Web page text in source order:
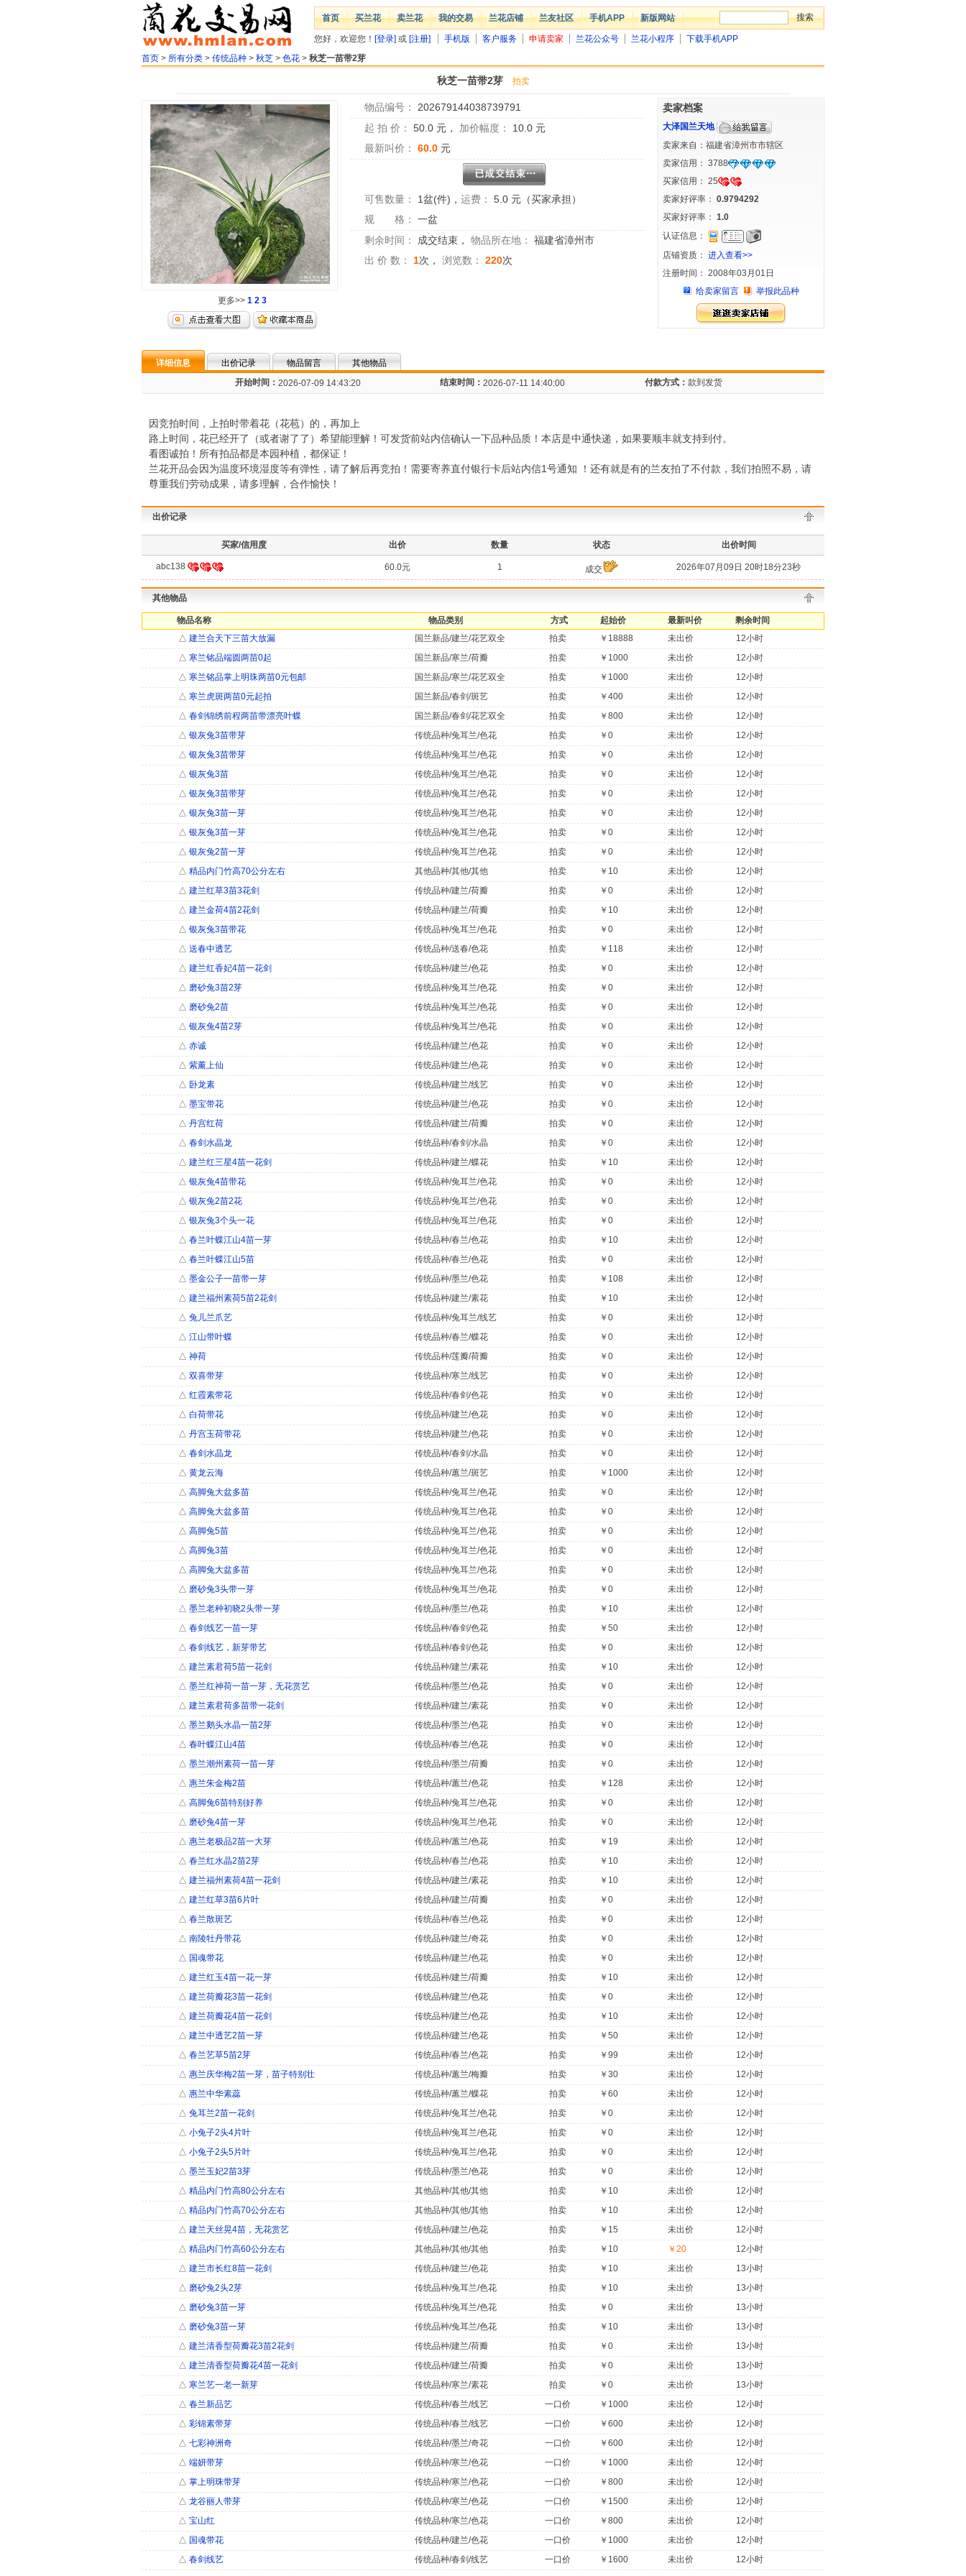
首页 买兰花 卖兰花 我的交易 兰花店铺 兰友社区 手机APP 新版网站
您好，欢迎您！ [登录] 或 [注册] 手机版 客户服务 申请卖家 兰花公众号 兰花小程序
下载手机APP
首页 > 所有分类 > 传统品种 > 秋芝 > 色花 > 秋芝一苗带2芽
秋芝一苗带2芽 拍卖
更多>> 1 2 3
物品编号：
202679144038739791
起 拍 价：
50.0 元， 加价幅度： 10.0 元
最新叫价：
60.0 元
可售数量： 1盆(件) ， 运费：
5.0 元（买家承担）
规 格：
一盆
剩余时间：
成交结束 ， 物品所在地：
福建省漳州市
出 价 数：
1次， 浏览数： 220次
卖家档案
大泽国兰天地
卖家来自：福建省漳州市市辖区
卖家信用： 3788
买家信用： 25
卖家好评率： 0.9794292
买家好评率： 1.0
认证信息：
店铺资质： 进入查看>>
注册时间： 2008年03月01日
给卖家留言
举报此品种
详细信息 出价记录 物品留言
其他物品
开始时间： 2026-07-09 14:43:20 结束时间： 2026-07-11 14:40:00 付款方式： 款到发货
因竞拍时间，上拍时带着花（花苞）的，再加上
路上时间，花已经开了（或者谢了了）希望能理解！可发货前站内信确认一下品种品质！本店是中通快递，如果要顺丰就支持到付。
看图诚拍！所有拍品都是本园种植，都保证！
兰花开品会因为温度环境湿度等有弹性，请了解后再竞拍！需要寄养直付银行卡后站内信1号通知 ！还有就是有的兰友拍了不付款，我们拍照不易，请
尊重我们劳动成果，请多理解，合作愉快！
出价记录
买家/信用度 出价 数量 状态 出价时间
abc138 60.0元 1 成交 2026年07月09日 20时18分23秒
其他物品
物品名称 物品类别 方式 起始价 最新叫价
剩余时间
△ 建兰合天下三苗大放漏 国兰新品/建兰/花艺双全 拍卖 ￥18888 未出价
12小时
△ 寒兰铭品端圆两苗0起 国兰新品/寒兰/荷瓣 拍卖 ￥1000 未出价
12小时
△ 寒兰铭品掌上明珠两苗0元包邮 国兰新品/寒兰/花艺双全 拍卖 ￥1000 未出价
12小时
△ 寒兰虎斑两苗0元起拍 国兰新品/春剑/斑艺 拍卖 ￥400 未出价
12小时
△ 春剑锦绣前程两苗带漂亮叶蝶 国兰新品/春剑/花艺双全 拍卖 ￥800 未出价
12小时
△ 银灰兔3苗带芽 传统品种/兔耳兰/色花 拍卖 ￥0 未出价
12小时
△ 银灰兔3苗带芽 传统品种/兔耳兰/色花 拍卖 ￥0 未出价
12小时
△ 银灰兔3苗 传统品种/兔耳兰/色花 拍卖 ￥0 未出价
12小时
△ 银灰兔3苗带芽 传统品种/兔耳兰/色花 拍卖 ￥0 未出价
12小时
△ 银灰兔3苗一芽 传统品种/兔耳兰/色花 拍卖 ￥0 未出价
12小时
△ 银灰兔3苗一芽 传统品种/兔耳兰/色花 拍卖 ￥0 未出价
12小时
△ 银灰兔2苗一芽 传统品种/兔耳兰/色花 拍卖 ￥0 未出价
12小时
△ 精品内门竹高70公分左右 其他品种/其他/其他 拍卖 ￥10 未出价
12小时
△ 建兰红草3苗3花剑 传统品种/建兰/荷瓣 拍卖 ￥0 未出价
12小时
△ 建兰金荷4苗2花剑 传统品种/建兰/荷瓣 拍卖 ￥10 未出价
12小时
△ 银灰兔3苗带花 传统品种/兔耳兰/色花 拍卖 ￥0 未出价
12小时
△ 送春中透艺 传统品种/送春/色花 拍卖 ￥118 未出价
12小时
△ 建兰红香妃4苗一花剑 传统品种/建兰/色花 拍卖 ￥0 未出价
12小时
△ 磨砂兔3苗2芽 传统品种/兔耳兰/色花 拍卖 ￥0 未出价
12小时
△ 磨砂兔2苗 传统品种/兔耳兰/色花 拍卖 ￥0 未出价
12小时
△ 银灰兔4苗2芽 传统品种/兔耳兰/色花 拍卖 ￥0 未出价
12小时
△ 赤诚 传统品种/建兰/色花 拍卖 ￥0 未出价
12小时
△ 紫薰上仙 传统品种/建兰/色花 拍卖 ￥0 未出价
12小时
△ 卧龙素 传统品种/建兰/线艺 拍卖 ￥0 未出价
12小时
△ 墨宝带花 传统品种/建兰/色花 拍卖 ￥0 未出价
12小时
△ 丹宫红荷 传统品种/建兰/荷瓣 拍卖 ￥0 未出价
12小时
△ 春剑水晶龙 传统品种/春剑/水晶 拍卖 ￥0 未出价
12小时
△ 建兰红三星4苗一花剑 传统品种/建兰/蝶花 拍卖 ￥10 未出价
12小时
△ 银灰兔4苗带花 传统品种/兔耳兰/色花 拍卖 ￥0 未出价
12小时
△ 银灰兔2苗2花 传统品种/兔耳兰/色花 拍卖 ￥0 未出价
12小时
△ 银灰兔3个头一花 传统品种/兔耳兰/色花 拍卖 ￥0 未出价
12小时
△ 春兰叶蝶江山4苗一芽 传统品种/春兰/色花 拍卖 ￥10 未出价
12小时
△ 春兰叶蝶江山5苗 传统品种/春兰/色花 拍卖 ￥0 未出价
12小时
△ 墨金公子一苗带一芽 传统品种/墨兰/色花 拍卖 ￥108 未出价
12小时
△ 建兰福州素荷5苗2花剑 传统品种/建兰/素花 拍卖 ￥10 未出价
12小时
△ 兔儿兰爪艺 传统品种/兔耳兰/线艺 拍卖 ￥0 未出价
12小时
△ 江山带叶蝶 传统品种/春兰/蝶花 拍卖 ￥0 未出价
12小时
△ 神荷 传统品种/莲瓣/荷瓣 拍卖 ￥0 未出价
12小时
△ 双喜带芽 传统品种/寒兰/线艺 拍卖 ￥0 未出价
12小时
△ 红霞素带花 传统品种/春剑/色花 拍卖 ￥0 未出价
12小时
△ 白荷带花 传统品种/建兰/色花 拍卖 ￥0 未出价
12小时
△ 丹宫玉荷带花 传统品种/建兰/色花 拍卖 ￥0 未出价
12小时
△ 春剑水晶龙 传统品种/春剑/水晶 拍卖 ￥0 未出价
12小时
△ 黄龙云海 传统品种/蕙兰/斑艺 拍卖 ￥1000 未出价
12小时
△ 高脚兔大盆多苗 传统品种/兔耳兰/色花 拍卖 ￥0 未出价
12小时
△ 高脚兔大盆多苗 传统品种/兔耳兰/色花 拍卖 ￥0 未出价
12小时
△ 高脚兔5苗 传统品种/兔耳兰/色花 拍卖 ￥0 未出价
12小时
△ 高脚兔3苗 传统品种/兔耳兰/色花 拍卖 ￥0 未出价
12小时
△ 高脚兔大盆多苗 传统品种/兔耳兰/色花 拍卖 ￥0 未出价
12小时
△ 磨砂兔3头带一芽 传统品种/兔耳兰/色花 拍卖 ￥0 未出价
12小时
△ 墨兰老种初晓2头带一芽 传统品种/墨兰/色花 拍卖 ￥10 未出价
12小时
△ 春剑线艺一苗一芽 传统品种/春剑/色花 拍卖 ￥50 未出价
12小时
△ 春剑线艺，新芽带艺 传统品种/春剑/色花 拍卖 ￥0 未出价
12小时
△ 建兰素君荷5苗一花剑 传统品种/建兰/素花 拍卖 ￥10 未出价
12小时
△ 墨兰红神荷一苗一芽，无花赏艺 传统品种/墨兰/色花 拍卖 ￥0 未出价
12小时
△ 建兰素君荷多苗带一花剑 传统品种/建兰/素花 拍卖 ￥0 未出价
12小时
△ 墨兰鹅头水晶一苗2芽 传统品种/墨兰/色花 拍卖 ￥0 未出价
12小时
△ 春叶蝶江山4苗 传统品种/春兰/色花 拍卖 ￥0 未出价
12小时
△ 墨兰潮州素荷一苗一芽 传统品种/墨兰/荷瓣 拍卖 ￥0 未出价
12小时
△ 惠兰朱金梅2苗 传统品种/蕙兰/色花 拍卖 ￥128 未出价
12小时
△ 高脚兔6苗特别好养 传统品种/兔耳兰/色花 拍卖 ￥0 未出价
12小时
△ 磨砂兔4苗一芽 传统品种/兔耳兰/色花 拍卖 ￥0 未出价
12小时
△ 惠兰老极品2苗一大芽 传统品种/蕙兰/色花 拍卖 ￥19 未出价
12小时
△ 春兰红水晶2苗2芽 传统品种/春兰/色花 拍卖 ￥10 未出价
12小时
△ 建兰福州素荷4苗一花剑 传统品种/建兰/素花 拍卖 ￥10 未出价
12小时
△ 建兰红草3苗6片叶 传统品种/建兰/荷瓣 拍卖 ￥0 未出价
12小时
△ 春兰散斑艺 传统品种/春兰/色花 拍卖 ￥0 未出价
12小时
△ 南陵牡丹带花 传统品种/建兰/奇花 拍卖 ￥0 未出价
12小时
△ 国魂带花 传统品种/建兰/色花 拍卖 ￥0 未出价
12小时
△ 建兰红玉4苗一花一芽 传统品种/建兰/荷瓣 拍卖 ￥10 未出价
12小时
△ 建兰荷瓣花3苗一花剑 传统品种/建兰/色花 拍卖 ￥0 未出价
12小时
△ 建兰荷瓣花4苗一花剑 传统品种/建兰/色花 拍卖 ￥10 未出价
12小时
△ 建兰中透艺2苗一芽 传统品种/建兰/色花 拍卖 ￥50 未出价
12小时
△ 春兰艺草5苗2芽 传统品种/春兰/色花 拍卖 ￥99 未出价
12小时
△ 惠兰庆华梅2苗一芽，苗子特别壮 传统品种/蕙兰/梅瓣 拍卖 ￥30 未出价
12小时
△ 惠兰中华素蕊 传统品种/蕙兰/蝶花 拍卖 ￥60 未出价
12小时
△ 兔耳兰2苗一花剑 传统品种/兔耳兰/色花 拍卖 ￥0 未出价
12小时
△ 小兔子2头4片叶 传统品种/兔耳兰/色花 拍卖 ￥0 未出价
12小时
△ 小兔子2头5片叶 传统品种/兔耳兰/色花 拍卖 ￥0 未出价
12小时
△ 墨兰玉妃2苗3芽 传统品种/墨兰/色花 拍卖 ￥0 未出价
12小时
△ 精品内门竹高80公分左右 其他品种/其他/其他 拍卖 ￥10 未出价
12小时
△ 精品内门竹高70公分左右 其他品种/其他/其他 拍卖 ￥10 未出价
12小时
△ 建兰天丝晃4苗，无花赏艺 传统品种/建兰/色花 拍卖 ￥15 未出价
12小时
△ 精品内门竹高60公分左右 其他品种/其他/其他 拍卖 ￥10 ￥20
12小时
△ 建兰市长红8苗一花剑 传统品种/建兰/色花 拍卖 ￥10 未出价
13小时
△ 磨砂兔2头2芽 传统品种/兔耳兰/色花 拍卖 ￥10 未出价
13小时
△ 磨砂兔3苗一芽 传统品种/兔耳兰/色花 拍卖 ￥0 未出价
13小时
△ 磨砂兔3苗一芽 传统品种/兔耳兰/色花 拍卖 ￥10 未出价
13小时
△ 建兰清香型荷瓣花3苗2花剑 传统品种/建兰/荷瓣 拍卖 ￥0 未出价
13小时
△ 建兰清香型荷瓣花4苗一花剑 传统品种/建兰/荷瓣 拍卖 ￥0 未出价
13小时
△ 寒兰艺一老一新芽 传统品种/寒兰/素花 拍卖 ￥0 未出价
13小时
△ 春兰新品艺 传统品种/春兰/线艺 一口价 ￥1000 未出价
12小时
△ 彩锦素带芽 传统品种/春兰/线艺 一口价 ￥600 未出价
12小时
△ 七彩神洲奇 传统品种/墨兰/奇花 一口价 ￥600 未出价
12小时
△ 端妍带芽 传统品种/寒兰/色花 一口价 ￥1000 未出价
12小时
△ 掌上明珠带芽 传统品种/寒兰/色花 一口价 ￥800 未出价
12小时
△ 龙谷丽人带芽 传统品种/寒兰/色花 一口价 ￥1500 未出价
12小时
△ 宝山红 传统品种/寒兰/色花 一口价 ￥800 未出价
12小时
△ 国魂带花 传统品种/建兰/色花 一口价 ￥1000 未出价
12小时
△ 春剑线艺 传统品种/春剑/线艺 一口价 ￥1600 未出价 12小时